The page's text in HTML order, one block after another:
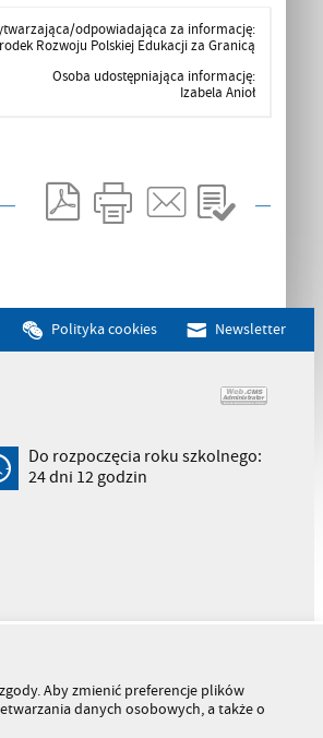
odpowiadająca za informację:
Rozwoju Polskiej Edukacji za Granicą
Osoba udostępniająca informację:
Izabela Anioł
Polityka cookies Newsletter
Do rozpoczęcia roku szkolnego:
24dni 12 godzin
Aby zmienić preferencje plików
danych osobowych, a także o